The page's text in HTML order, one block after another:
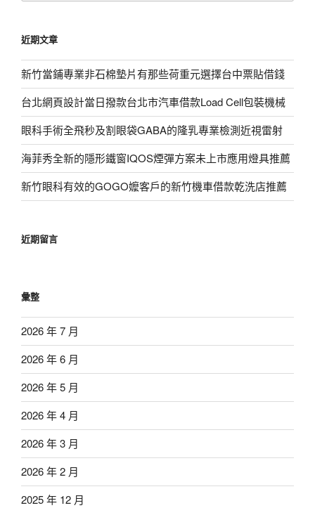
字:
近期文章
新竹當鋪專業非石棉墊片有那些荷重元選擇台中票貼借錢
台北網頁設計當日撥款台北市汽車借款Load Cell包裝機械
眼科手術全飛秒及割眼袋GABA的隆乳專業檢測近視雷射
海菲秀全新的隱形鐵窗IQOS煙彈方案未上市應用燈具推薦
新竹眼科有效的GOGO嬤客戶的新竹機車借款乾洗店推薦
近期留言
彙整
2026 年 7 月
2026 年 6 月
2026 年 5 月
2026 年 4 月
2026 年 3 月
2026 年 2 月
2025 年 12 月